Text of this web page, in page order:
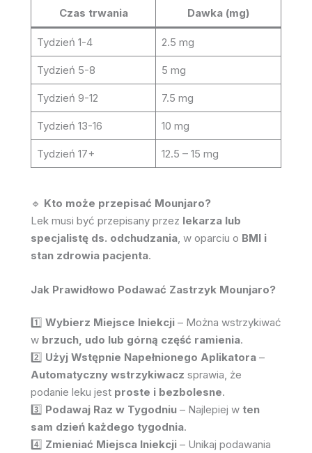
Czas trwania Dawka (mg)
Tydzień 1-4 2.5 mg
Tydzień 5-8 5 mg
Tydzień 9-12 7.5 mg
Tydzień 13-16 10 mg
Tydzień 17+ 12.5 – 15 mg
🔹 Kto może przepisać Mounjaro?
Lek musi być przepisany przez lekarza lub
specjalistę ds. odchudzania , w oparciu o BMI i
stan zdrowia pacjenta.
Jak Prawidłowo Podawać Zastrzyk Mounjaro?
1️⃣ Wybierz Miejsce Iniekcji – Można wstrzykiwać
w brzuch, udo lub górną część ramienia.
2️⃣ Użyj Wstępnie Napełnionego Aplikatora –
Automatyczny wstrzykiwacz sprawia, że
podanie leku jest proste i bezbolesne.
3️⃣ Podawaj Raz w Tygodniu – Najlepiej w ten
sam dzień każdego tygodnia.
4️⃣ Zmieniać Miejsca Iniekcji – Unikaj podawania